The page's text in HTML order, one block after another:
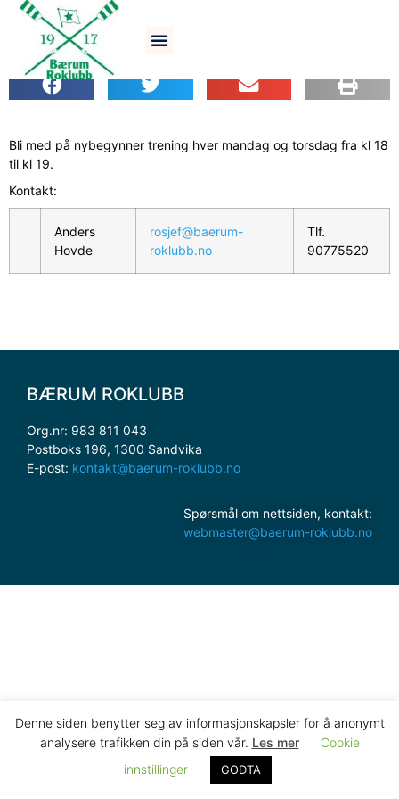
Nybegynner trening
Bli med på nybegynner trening hver mandag og torsdag fra kl 18
til kl 19.
Kontakt:
Anders
Hovde
rosjef@baerum-
roklubb.no
Tlf.
90775520
BÆRUM ROKLUBB
Org.nr: 983 811 043
Postboks 196, 1300 Sandvika
E-post: kontakt@baerum-roklubb.no
Spørsmål om nettsiden, kontakt:
webmaster@baerum-roklubb.no
Denne siden benytter seg av informasjonskapsler for å anonymt
analysere trafikken din på siden vår. Les mer
Cookie
innstillinger
GODTA